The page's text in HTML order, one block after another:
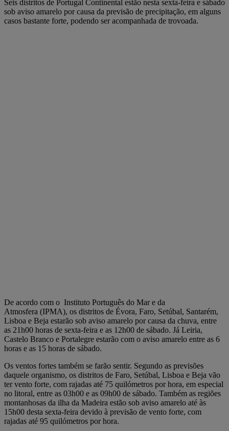
Seis distritos de Portugal Continental estão nesta sexta-feira e sábado
sob aviso amarelo por causa da previsão de precipitação, em alguns
casos bastante forte, podendo ser acompanhada de trovoada.
De acordo com o Instituto Português do Mar e da
Atmosfera (IPMA), os distritos de Évora, Faro, Setúbal, Santarém,
Lisboa e Beja estarão sob aviso amarelo por causa da chuva, entre
as 21h00 horas de sexta-feira e as 12h00 de sábado. Já Leiria,
Castelo Branco e Portalegre estarão com o aviso amarelo entre as 6
horas e as 15 horas de sábado.
Os ventos fortes também se farão sentir. Segundo as previsões
daquele organismo, os distritos de Faro, Setúbal, Lisboa e Beja vão
ter vento forte, com rajadas até 75 quilómetros por hora, em especial
no litoral, entre as 03h00 e as 09h00 de sábado. Também as regiões
montanhosas da ilha da Madeira estão sob aviso amarelo até às
15h00 desta sexta-feira devido à previsão de vento forte, com
rajadas até 95 quilómetros por hora.